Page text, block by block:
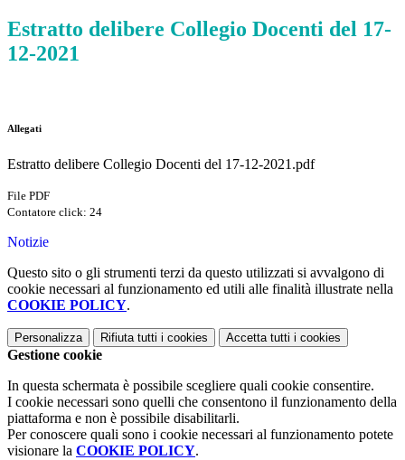
Estratto delibere Collegio Docenti del 17-
12-2021
Allegati
Estratto delibere Collegio Docenti del 17-12-2021.pdf
File PDF
Contatore click: 24
Notizie
Questo sito o gli strumenti terzi da questo utilizzati si avvalgono di
cookie necessari al funzionamento ed utili alle finalità illustrate nella
COOKIE POLICY.
Personalizza Rifiuta tutti i cookies Accetta tutti i cookies
Gestione cookie
In questa schermata è possibile scegliere quali cookie consentire.
I cookie necessari sono quelli che consentono il funzionamento della
piattaforma e non è possibile disabilitarli.
Per conoscere quali sono i cookie necessari al funzionamento potete
visionare la COOKIE POLICY.